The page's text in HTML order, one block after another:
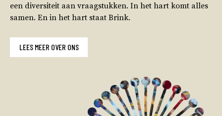
een diversiteit aan vraagstukken. In het hart komt alles
samen. En in het hart staat Brink.
LEES MEER OVER ONS